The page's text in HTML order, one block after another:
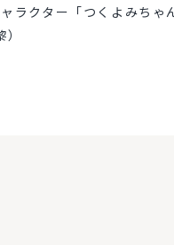
ラクター「つくよみち